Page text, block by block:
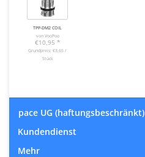
TPP-DM2 COIL
von VooPoo
€10,95 *
Grundpreis: €3,65 /
Stück
pace UG (haftungsbeschränkt)
Kundendienst
Mehr